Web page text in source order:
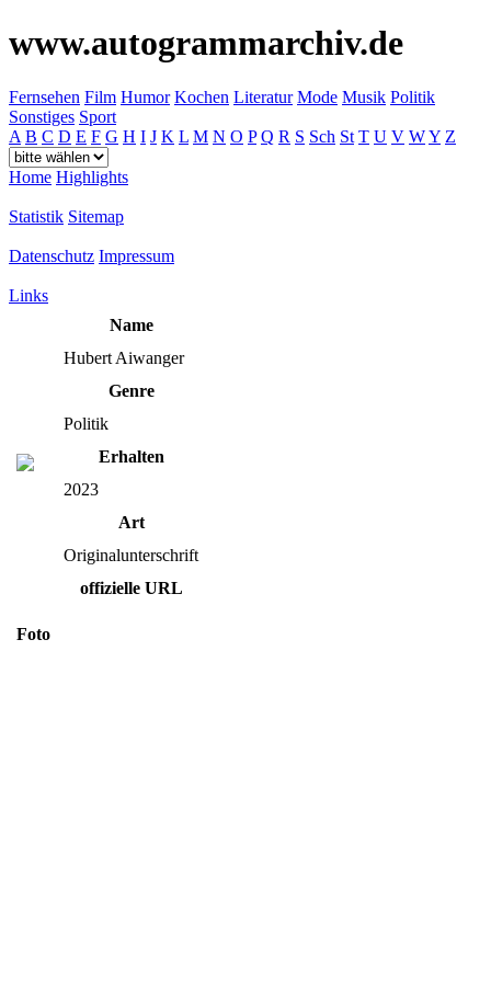
www.autogrammarchiv.de
Fernsehen Film Humor Kochen Literatur Mode Musik Politik
Sonstiges Sport
A B C D E F G H I J K L M N O P Q R S Sch St T U V WY Z
Home Highlights
Statistik Sitemap
Datenschutz Impressum
Links
Name
Hubert Aiwanger
Genre
Politik
Erhalten
2023
Art
Originalunterschrift
offizielle URL
Foto